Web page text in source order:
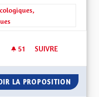
: Les transitions
51 51 ABONNÉS
SUIVRE
LA PROPOSITION TAXER